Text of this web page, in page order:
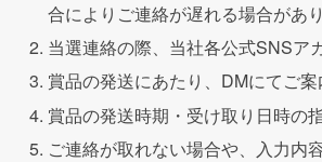
合によりご連絡が遅れる場合があ
当選連絡の際、当社各公式SNSア
賞品の発送にあたり、 DMにてご
賞品の発送時期・受け取り日時の
ご連絡が取れない場合や、入力内